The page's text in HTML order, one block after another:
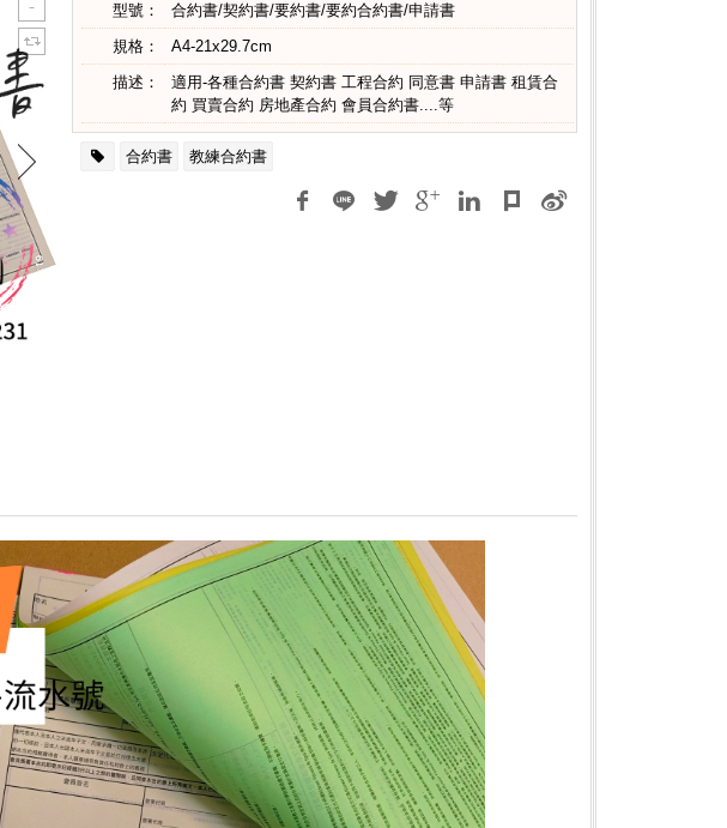
型號：
合約書/契約書/要約書/要約合約書/申請書
規格：
A4-21x29.7cm
描述：
適用-各種合約書 契約書 工程合約 同意書 申請書 租賃合
約 買賣合約 房地產合約 會員合約書....等
合約書 教練合約書